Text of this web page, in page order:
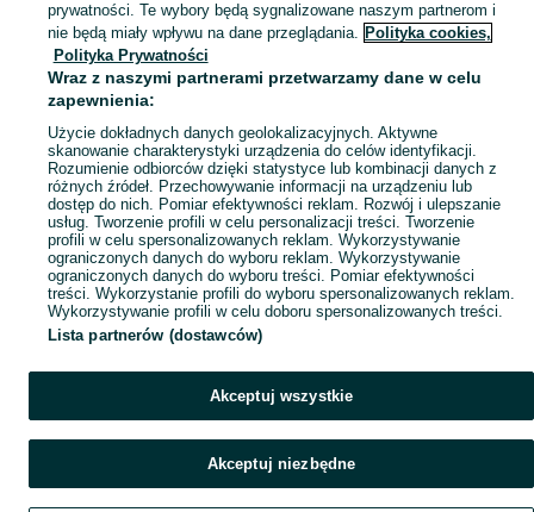
Skorzystaj z największego serwisu ogłoszeniowego - Milanówek i okolice! Kupuj to, czego pragniesz i sprzedawaj to, czego już nie potrzebujesz! Zobacz
Mapa kategorii
Mapa miejscowości
Mapa ministron
Popularne wyszukiwania
prywatności. Te wybory będą sygnalizowane naszym partnerom i
nie będą miały wpływu na dane przeglądania. Polityka cookies,
Polityka Prywatności
Wraz z naszymi partnerami przetwarzamy dane w celu
zapewnienia:
Użycie dokładnych danych geolokalizacyjnych. Aktywne
skanowanie charakterystyki urządzenia do celów identyfikacji.
Rozumienie odbiorców dzięki statystyce lub kombinacji danych z
różnych źródeł. Przechowywanie informacji na urządzeniu lub
dostęp do nich. Pomiar efektywności reklam. Rozwój i ulepszanie
usług. Tworzenie profili w celu personalizacji treści. Tworzenie
profili w celu spersonalizowanych reklam. Wykorzystywanie
ograniczonych danych do wyboru reklam. Wykorzystywanie
ograniczonych danych do wyboru treści. Pomiar efektywności
treści. Wykorzystanie profili do wyboru spersonalizowanych reklam.
Wykorzystywanie profili w celu doboru spersonalizowanych treści.
Lista partnerów (dostawców)
Akceptuj wszystkie
Akceptuj niezbędne